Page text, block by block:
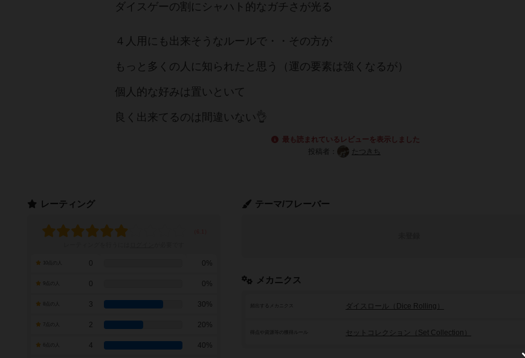
ダイスゲーの割にシャハト的なガチさが光る
４人用にも出来そうなルールで・・その方が
もっと多くの人に知られたと思う（運の要素は強くなるが）
個人的な好みは置いといて
良く出来てるのは間違いない👌
最も読まれているレビューを表示しました
投稿者：
たつきち
テーマ/フレーバー
メカニクス
頻出するメカニクス ダイスロール（Dice Rolling）
セットコレクション（Set Collection）
レーティング
0 0%
0 0%
3 30%
7点の人 2 20%
4 40%